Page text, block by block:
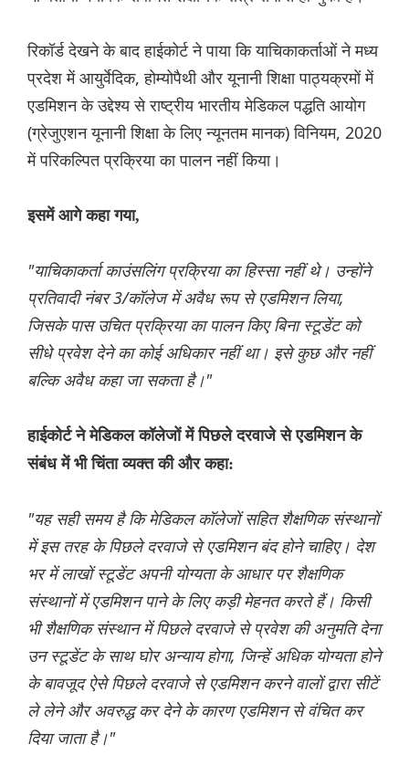
रिकॉर्ड देखने के बाद हाईकोर्ट ने पाया कि याचिकाकर्ताओं ने मध्य
प्रदेश में आयुर्वेदिक, होम्योपैथी और यूनानी शिक्षा पाठ्यक्रमों में
एडमिशन के उद्देश्य से राष्ट्रीय भारतीय मेडिकल पद्धति आयोग
(ग्रेजुएशन यूनानी शिक्षा के लिए न्यूनतम मानक) विनियम, 2020
में परिकल्पित प्रक्रिया का पालन नहीं किया।
इसमें आगे कहा गया,
"याचिकाकर्ता काउंसलिंग प्रक्रिया का हिस्सा नहीं थे। उन्होंने
प्रतिवादी नंबर 3/कॉलेज में अवैध रूप से एडमिशन लिया,
जिसके पास उचित प्रक्रिया का पालन किए बिना स्टूडेंट को
सीधे प्रवेश देने का कोई अधिकार नहीं था। इसे कुछ और नहीं
बल्कि अवैध कहा जा सकता है।"
हाईकोर्ट ने मेडिकल कॉलेजों में पिछले दरवाजे से एडमिशन के
संबंध में भी चिंता व्यक्त की और कहा:
"यह सही समय है कि मेडिकल कॉलेजों सहित शैक्षणिक संस्थानों
में इस तरह के पिछले दरवाजे से एडमिशन बंद होने चाहिए। देश
भर में लाखों स्टूडेंट अपनी योग्यता के आधार पर शैक्षणिक
संस्थानों में एडमिशन पाने के लिए कड़ी मेहनत करते हैं। किसी
भी शैक्षणिक संस्थान में पिछले दरवाजे से प्रवेश की अनुमति देना
उन स्टूडेंट के साथ घोर अन्याय होगा, जिन्हें अधिक योग्यता होने
के बावजूद ऐसे पिछले दरवाजे से एडमिशन करने वालों द्वारा सीटें
ले लेने और अवरुद्ध कर देने के कारण एडमिशन से वंचित कर
दिया जाता है।"